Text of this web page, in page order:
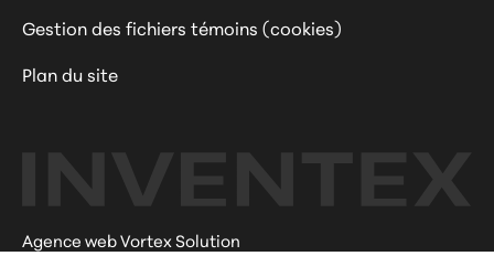
Gestion des fichiers témoins (cookies)
Plan du site
Agence web Vortex Solution